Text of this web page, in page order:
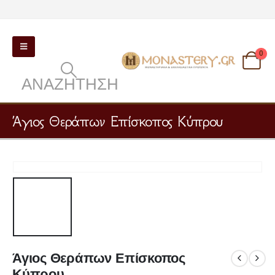
ΑΝΑΖΉΤΗΣΗ
0
Άγιος Θεράπων Επίσκοπος Κύπρου
Άγιος Θεράπων Επίσκοπος